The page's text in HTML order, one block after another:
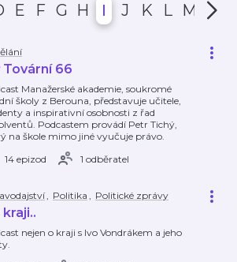
E F G H I J K L M N
Tovární 66
Manažerské akademie, soukromé
školy z Berouna, představuje učitele,
a inspirativní osobnosti z řad
Podcastem provádí Petr Tichý,
na škole mimo jiné vyučuje právo.
14 epizod
1 odběratel
, Politika , Politické zprávy
kraji..
nejen o kraji s Ivo Vondrákem a jeho